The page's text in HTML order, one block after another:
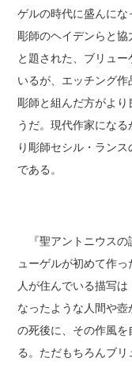
ゲルの時代に盛んにな
彫師のヘイデンらと協
と題された、ブリュ
いるが、エッチング
彫師と組んだ方がよ
うだ。現代作家にな
り彫師セシル・ラン
である。
『聖アントニウスの
ューゲルが初めて作
人が住んでいる描写
なったような人間や
の死後に、その作風
る。ただもちろんブリ